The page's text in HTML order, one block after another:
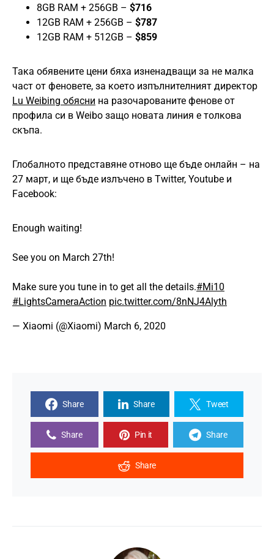
8GB RAM + 256GB – $716
12GB RAM + 256GB – $787
12GB RAM + 512GB – $859
Така обявените цени бяха изненадващи за не малка
част от феновете, за което изпълнителният директор
Lu Weibing обясни на разочарованите фенове от
профила си в Weibo защо новата линия е толкова
скъпа.
Глобалното представяне отново ще бъде онлайн – на
27 март, и ще бъде излъчено в Twitter, Youtube и
Facebook:
Enough waiting!
See you on March 27th!
Make sure you tune in to get all the details.#Mi10
#LightsCameraAction pic.twitter.com/8nNJ4Alyth
— Xiaomi (@Xiaomi) March 6, 2020
Share Share Tweet
Share Pin it Share
Share